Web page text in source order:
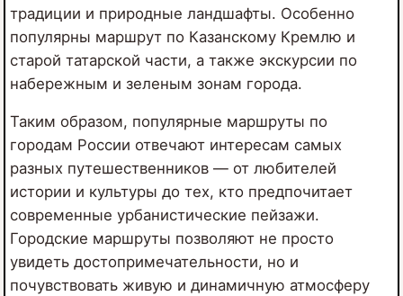
традиции и природные ландшафты. Особенно
популярны маршрут по Казанскому Кремлю и
старой татарской части, а также экскурсии по
набережным и зеленым зонам города.
Таким образом, популярные маршруты по
городам России отвечают интересам самых
разных путешественников — от любителей
истории и культуры до тех, кто предпочитает
современные урбанистические пейзажи.
Городские маршруты позволяют не просто
увидеть достопримечательности, но и
почувствовать живую и динамичную атмосферу